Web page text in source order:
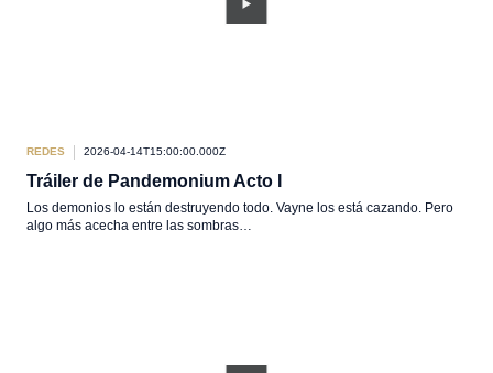
REDES 2026-04-14T15:00:00.000Z
Tráiler de Pandemonium Acto I
Los demonios lo están destruyendo todo. Vayne los está cazando. Pero
algo más acecha entre las sombras…